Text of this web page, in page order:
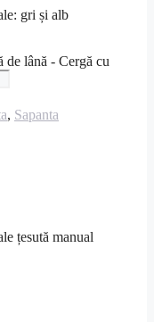
gri și alb
de lână - Cergă cu
, Sapanta
țesută manual